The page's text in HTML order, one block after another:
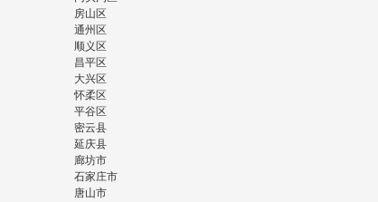
房山区
通州区
顺义区
昌平区
大兴区
怀柔区
平谷区
密云县
延庆县
廊坊市
石家庄市
唐山市